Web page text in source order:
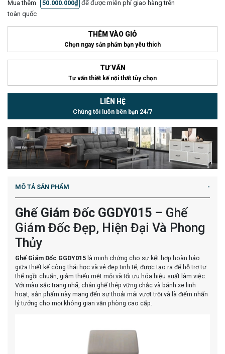
Mua thêm 50.000.000₫ để được miễn phí giao hàng trên
toàn quốc
THÊM VÀO GIỎ
Chọn ngay sản phẩm bạn yêu thích
TƯ VẤN
Tư vấn thiết kế nội thất tùy chọn
LIÊN HỆ
Chúng tôi luôn bên bạn 24/7
MÔ TẢ SẢN PHẨM
Ghế Giám Đốc GGDY015 – Ghế
Giám Đốc Đẹp, Hiện Đại Và Phong
Thủy
Ghế Giám Đốc GGDY015 là minh chứng cho sự kết hợp hoàn hảo
giữa thiết kế công thái học và vẻ đẹp tinh tế, được tạo ra để hỗ trợ tư
thế ngồi chuẩn, giảm thiểu mệt mỏi và tối ưu hóa hiệu suất làm việc.
Với màu sắc trang nhã, chân ghế thép vững chắc và bánh xe linh
hoạt, sản phẩm này mang đến sự thoải mái vượt trội và là điểm nhấn
lý tưởng cho mọi không gian văn phòng cao cấp.